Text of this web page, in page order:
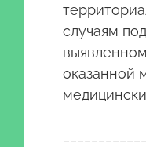
случаям
оказанной